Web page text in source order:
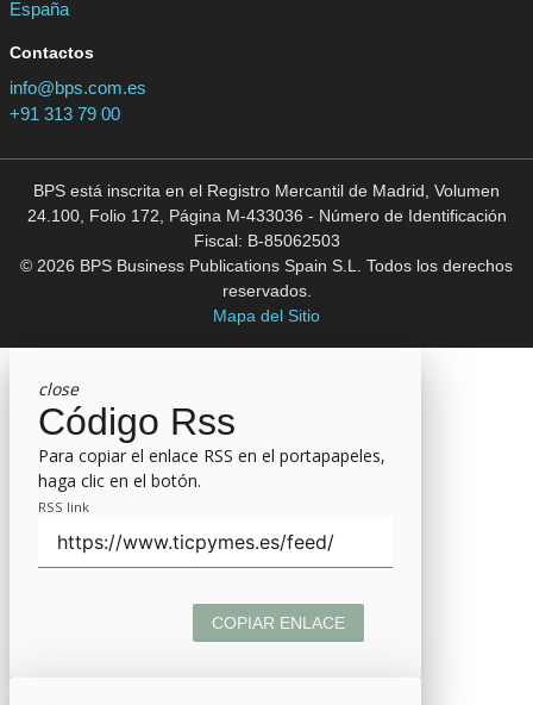
España
Contactos
info@bps.com.es
+91 313 79 00
BPS está inscrita en el Registro Mercantil de Madrid, Volumen
24.100, Folio 172, Página M-433036 - Número de Identificación
Fiscal: B-85062503
© 2026 BPS Business Publications Spain S.L. Todos los derechos
reservados.
Mapa del Sitio
close
Código Rss
Para copiar el enlace RSS en el portapapeles,
haga clic en el botón.
RSS link
COPIAR ENLACE